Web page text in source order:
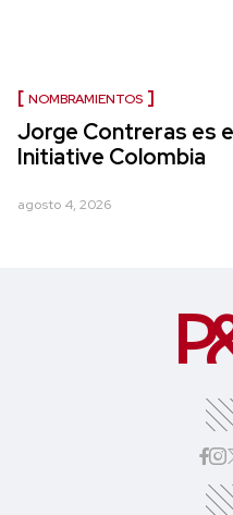
NOMBRAMIENTOS
Jorge Contreras es
Initiative Colombia
agosto 4, 2026